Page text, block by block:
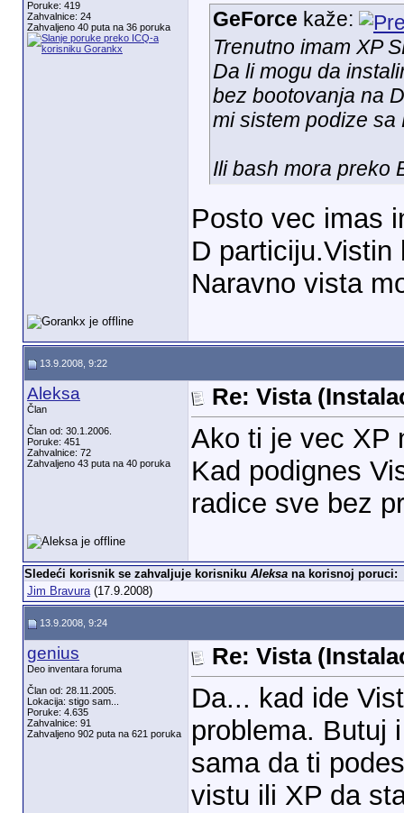
Poruke: 419
Zahvalnice: 24
Zahvaljeno 40 puta na 36 poruka
GeForce kaže:
Trenutno imam XP
Da li mogu da
bez bootovanja na
mi sistem podize sa
Ili bash mora preko
Posto vec imas
D particiju.Vistin
Naravno vista
13.9.2008, 9:22
Aleksa
Član
Član od: 30.1.2006.
Poruke: 451
Zahvalnice: 72
Zahvaljeno 43 puta na 40 poruka
Re: Vista
Ako ti je vec XP
Kad podignes
radice sve bez
Sledeći korisnik se zahvaljuje korisniku Aleksana korisnoj poruci:
Jim Bravura(17.9.2008)
13.9.2008, 9:24
genius
Deo inventara foruma
Član od: 28.11.2005.
Lokacija: stigo sam...
Poruke: 4.635
Zahvalnice: 91
Zahvaljeno 902 puta na 621 poruka
Re: Vista
Da... kad ide
problema. Butuj
sama da ti
vistu ili XP da